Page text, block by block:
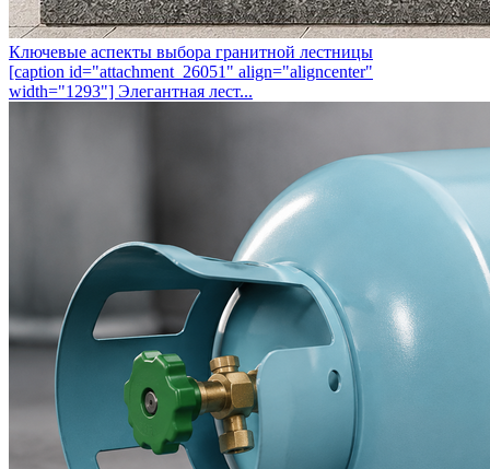
Ключевые аспекты выбора гранитной лестницы
[caption id="attachment_26051" align="aligncenter"
width="1293"] Элегантная лест...